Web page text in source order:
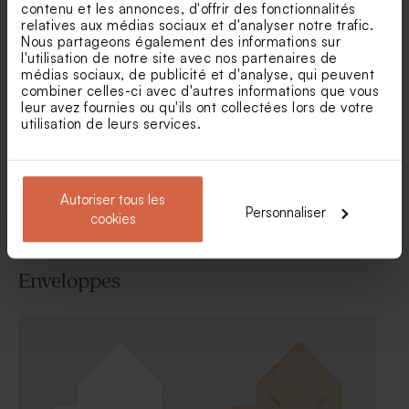
contenu et les annonces, d'offrir des fonctionnalités
relatives aux médias sociaux et d'analyser notre trafic.
Nous partageons également des informations sur
l'utilisation de notre site avec nos partenaires de
médias sociaux, de publicité et d'analyse, qui peuvent
combiner celles-ci avec d'autres informations que vous
leur avez fournies ou qu'ils ont collectées lors de votre
utilisation de leurs services.
Autoriser tous les
cookies
Personnaliser
Faire part naissance pampa
magique
Faire part naissance rayures
bleues et citron
Voir toute la collection Faire-part naissance
Enveloppes